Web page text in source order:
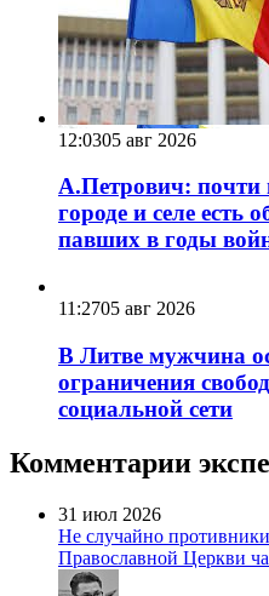
12:0305 авг 2026
А.Петрович:
городе и селе есть
павших в годы
11:2705 авг 2026
В Литве мужчина
ограничения
социальной сети
Комментарии
31 июл 2026
Не случайно
Православной Церкви